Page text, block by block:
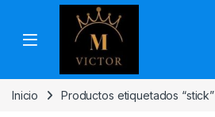
Skip to navigation
Skip to content
Inicio Productos etiquetados “stick”